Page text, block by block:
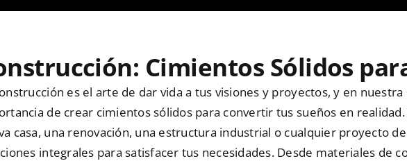
Cimientos Sólidos
es el arte de dar vida a tus visiones y proyectos, y en
de crear cimientos sólidos para convertir tus sueños en
casa, una renovación, una estructura industrial o cualquier proyecto
integrales para satisfacer tus necesidades. Desde materiales de